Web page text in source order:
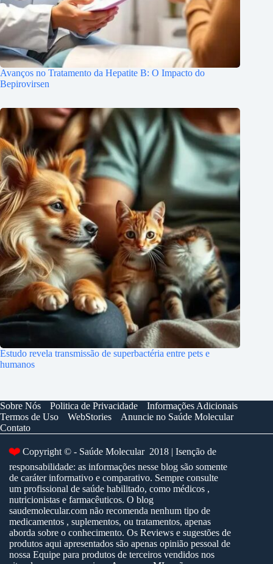
Avanços no Tratamento da Hepatite B: O Impacto do
Bepirovirsen
Estudo revela transmissão de superbactéria entre pets e
humanos
Sobre Nós Politica de Privacidade
Informações Adicionais
Termos de Uso
WebStories
Anuncie no Saúde Molecular
Contato
❤️ Copyright © - Saúde Molecular 2018 | Isenção de
responsabilidade: as informações nesse blog são somente
de caráter informativo e comparativo. Sempre consulte
um profissional de saúde habilitado, como médicos ,
nutricionistas e farmacêuticos. O blog
saudemolecular.com não recomenda nenhum tipo de
medicamentos , suplementos, ou tratamentos, apenas
aborda sobre o conhecimento. Os Reviews e sugestões de
produtos aqui apresentados são apenas opinião pessoal de
nossa Equipe para produtos de terceiros vendidos nos